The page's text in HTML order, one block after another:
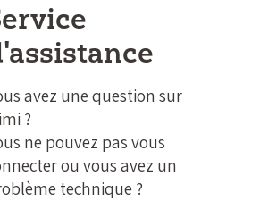
avez une question sur
?
ne pouvez pas vous
ou vous avez un
technique ?